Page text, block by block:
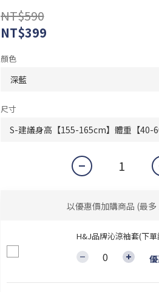
NT$590
NT$399
顏色
尺寸
以優惠價加購商品 (最多
H&J品牌沁涼袖套(下